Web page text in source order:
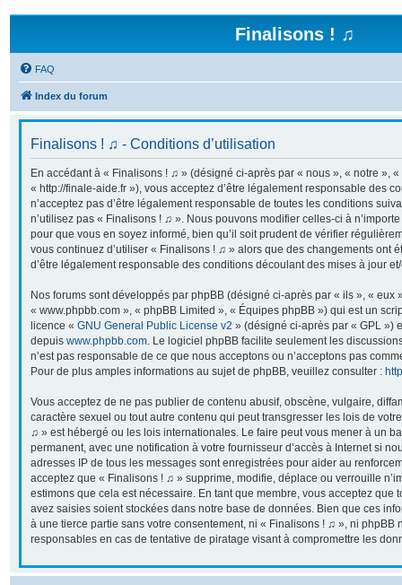
Finalisons ! ♫
FAQ
Index du forum
Finalisons ! ♫ - Conditions d’utilisation
En accédant à « Finalisons ! ♫ » (désigné ci-après par « nous », « notre »,
« http://finale-aide.fr »), vous acceptez d’être légalement responsable des
n’acceptez pas d’être légalement responsable de toutes les conditions
n’utilisez pas « Finalisons ! ♫ ». Nous pouvons modifier celles-ci à
pour que vous en soyez informé, bien qu’il soit prudent de vérifier
vous continuez d’utiliser « Finalisons ! ♫ » alors que des changements ont
d’être légalement responsable des conditions découlant des mises à jour
Nos forums sont développés par phpBB (désigné ci-après par « ils », « eux
« www.phpbb.com », « phpBB Limited », « Équipes phpBB ») qui est un
licence « GNU General Public License v2 » (désigné ci-après par « GPL »)
depuis www.phpbb.com. Le logiciel phpBB facilite seulement les
n’est pas responsable de ce que nous acceptons ou n’acceptons pas
Pour de plus amples informations au sujet de phpBB, veuillez consulter :
Vous acceptez de ne pas publier de contenu abusif, obscène, vulgaire,
caractère sexuel ou tout autre contenu qui peut transgresser les lois de
♫ » est hébergé ou les lois internationales. Le faire peut vous mener à un
permanent, avec une notification à votre fournisseur d’accès à Internet si
adresses IP de tous les messages sont enregistrées pour aider au
acceptez que « Finalisons ! ♫ » supprime, modifie, déplace ou verrouille
estimons que cela est nécessaire. En tant que membre, vous acceptez que
avez saisies soient stockées dans notre base de données. Bien que ces
à une tierce partie sans votre consentement, ni « Finalisons ! ♫ », ni phpBB
responsables en cas de tentative de piratage visant à compromettre les